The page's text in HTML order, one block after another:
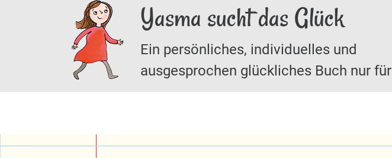
Yasma sucht das Glück
Ein persönliches, individuelles und
ausgesprochen glückliches Buch nur für